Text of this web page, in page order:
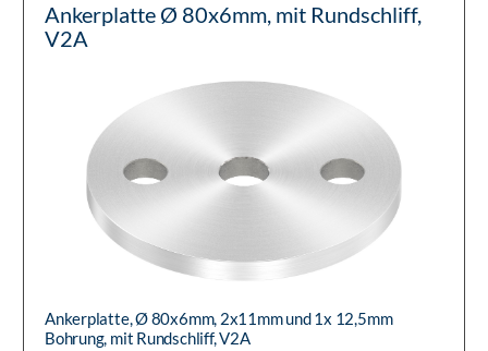
Ankerplatte Ø 80x6mm, mit Rundschliff,
V2A
Ankerplatte, Ø 80x6mm, 2x11mm und 1x 12,5mm
Bohrung, mit Rundschliff, V2A